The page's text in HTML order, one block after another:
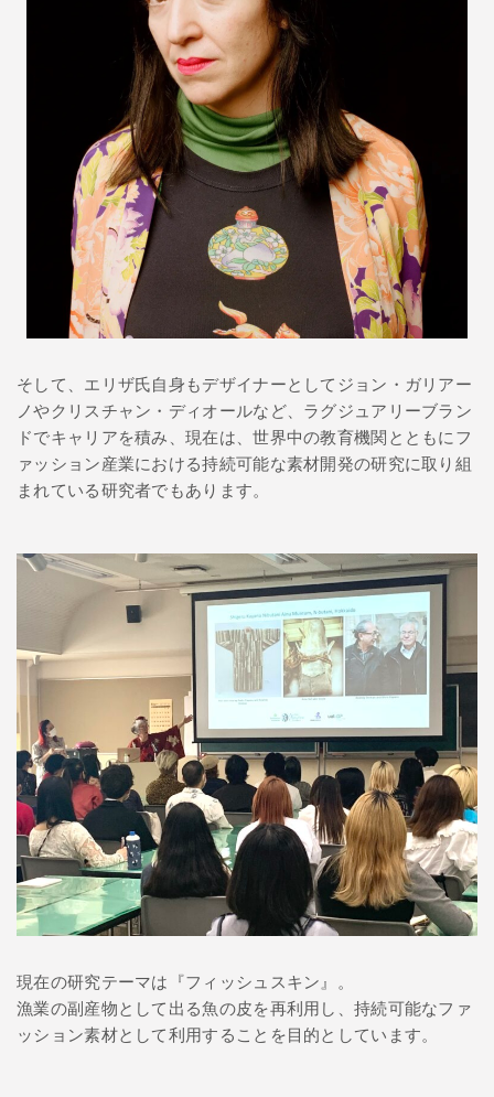
そして、エリザ氏自身もデザイナーとしてジョン・ガリアー
ノやクリスチャン・ディオールなど、ラグジュアリーブラン
ドでキャリアを積み、現在は、世界中の教育機関とともにフ
ァッション産業における持続可能な素材開発の研究に取り組
まれている研究者でもあります。
現在の研究テーマは『フィッシュスキン』。
漁業の副産物として出る魚の皮を再利用し、持続可能なファ
ッション素材として利用することを目的としています。